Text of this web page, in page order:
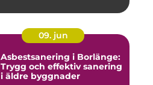
09. jun
Asbestsanering i Borlänge:
Trygg och effektiv sanering
i äldre byggnader